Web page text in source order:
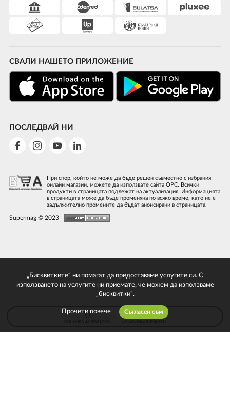
СВАЛИ НАШЕТО ПРИЛОЖЕНИЕ
ПОСЛЕДВАЙ НИ
При спор, който не може да бъде решен съвместно с избрания
онлайн магазин, можете да използвате сайта ОРС. Всички
продукти в страницата подлежат на актуализация. Информацията
в страницата може да бъде променяна по всяко време, като не е
задължително промените да бъдат анонсирани в страницата.
Supermag © 2023
„Бисквитките“ ни помагат да предоставяме услугите си. С
използването на услугите ни приемате, че можем да използваме
„бисквитки“.
Прочети повече Съгласен съм